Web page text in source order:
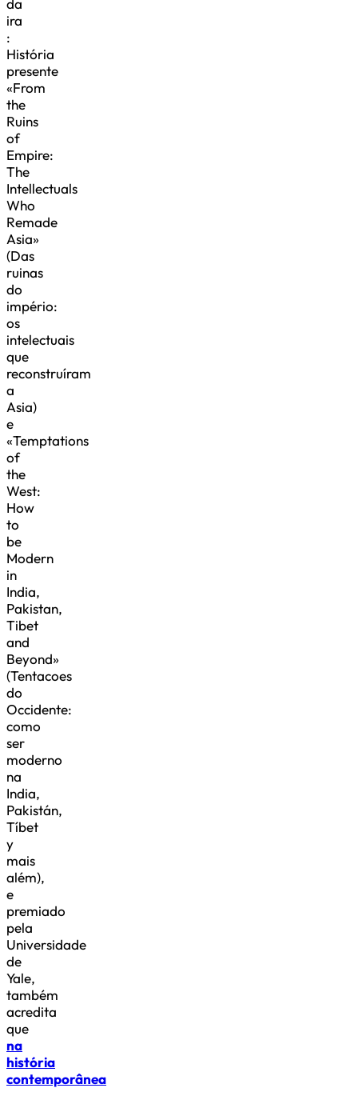
da
ira
:
História
presente
«From
the
Ruins
of
Empire:
The
Intellectuals
Who
Remade
Asia»
(Das
ruinas
do
império:
os
intelectuais
que
reconstruíram
a
Asia)
e
«Temptations
of
the
West:
How
to
be
Modern
in
India,
Pakistan,
Tibet
and
Beyond»
(Tentacoes
do
Occidente:
como
ser
moderno
na
India,
Pakistán,
Tíbet
y
mais
além),
e
premiado
pela
Universidade
de
Yale,
também
acredita
que
na
história
contemporânea